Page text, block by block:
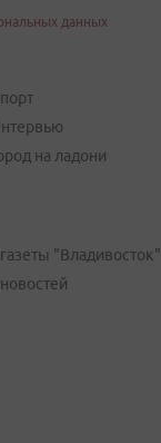
данных
на ладони
"Владивосток"